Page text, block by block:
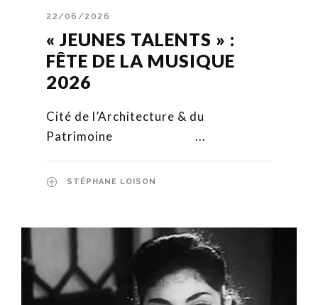
22/06/2026
« JEUNES TALENTS » :
FÊTE DE LA MUSIQUE
2026
Cité de l’Architecture & du
Patrimoine ...
STÉPHANE LOISON